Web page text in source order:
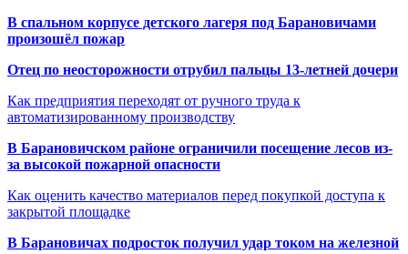
В спальном корпусе детского лагеря под Барановичами
произошёл пожар
Отец по неосторожности отрубил пальцы 13-летней дочери
Как предприятия переходят от ручного труда к
автоматизированному производству
В Барановичском районе ограничили посещение лесов из-
за высокой пожарной опасности
Как оценить качество материалов перед покупкой доступа к
закрытой площадке
В Барановичах подросток получил удар током на железной